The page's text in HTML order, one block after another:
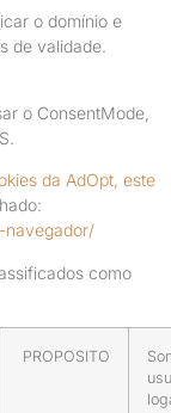
o domínio e
de validade.
o ConsentMode,
da AdOpt, este
navegador/
como
PROPOSITO